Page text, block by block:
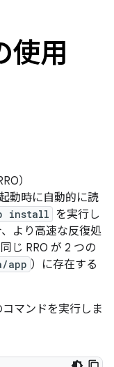
使用
）
動時に自動的に読
install を実行し
より高速な反復処
じ RRO が 2 つの
app ）に存在する
マンドを実行しま